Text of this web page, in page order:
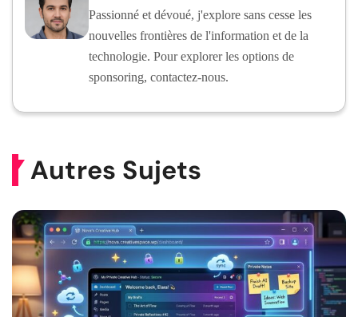
Passionné et dévoué, j'explore sans cesse les
nouvelles frontières de l'information et de la
technologie. Pour explorer les options de
sponsoring, contactez-nous.
Autres Sujets